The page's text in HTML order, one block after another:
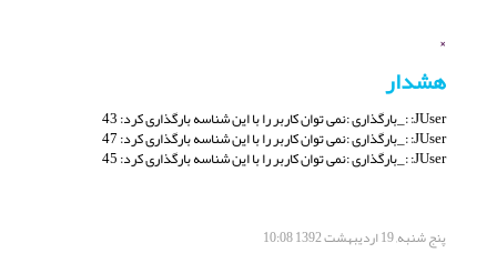
×
هشدار
JUser: :_بارگذاری :نمی توان کاربر را با این شناسه بارگذاری کرد: 43
JUser: :_بارگذاری :نمی توان کاربر را با این شناسه بارگذاری کرد: 47
JUser: :_بارگذاری :نمی توان کاربر را با این شناسه بارگذاری کرد: 45
پنج شنبه, 19 ارديبهشت 1392 10:08